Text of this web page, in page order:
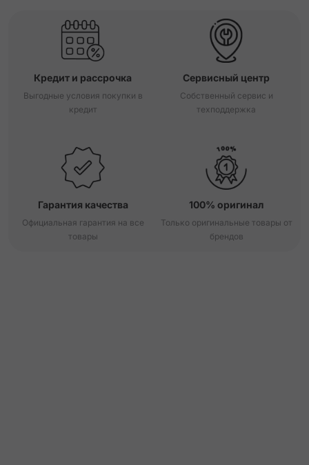
Кредит и рассрочка
Выгодные условия покупки в
кредит
Сервисный центр
Собственный сервис и
техподдержка
Гарантия качества
Официальная гарантия на все
товары
100% оригинал
Только оригинальные товары от
брендов